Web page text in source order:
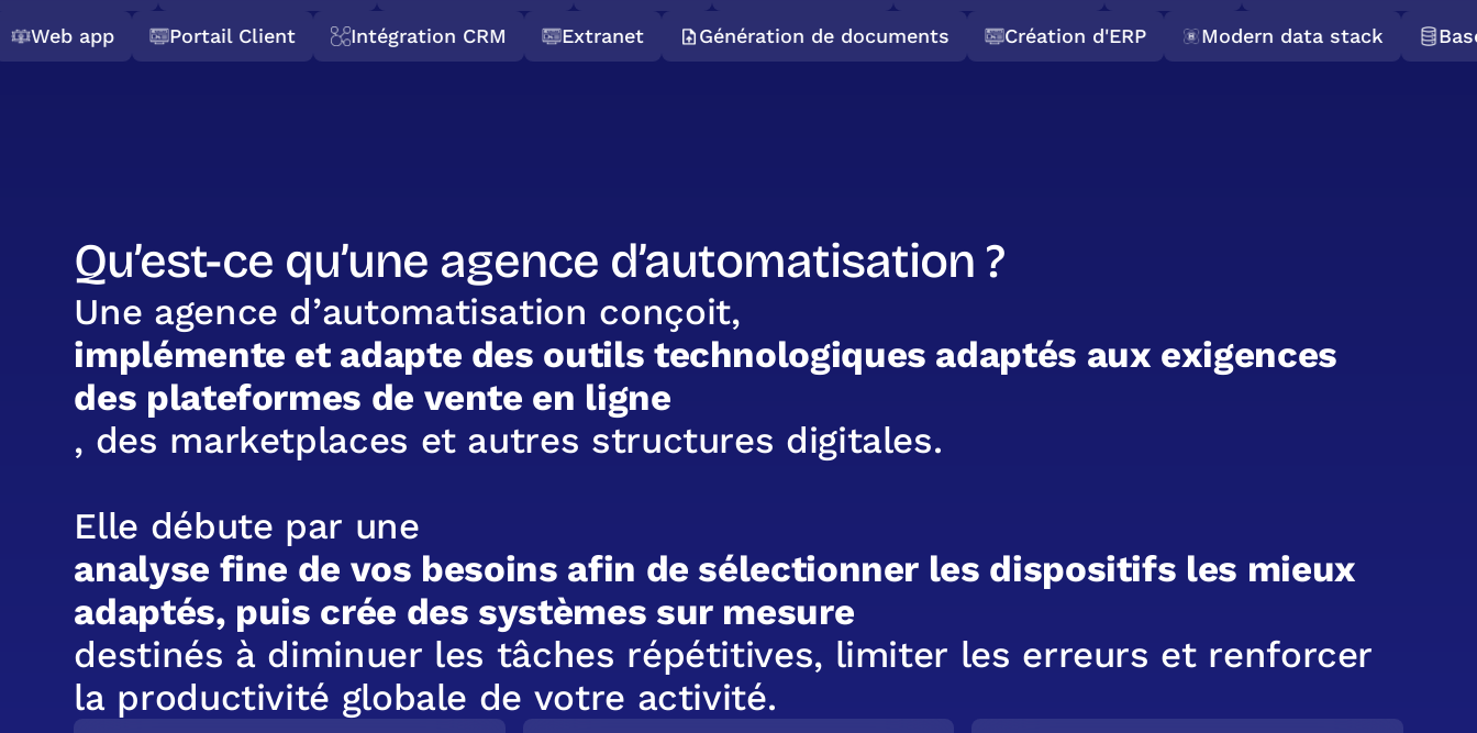
Web app Portail Client Intégration CRM Extranet Génération de documents Création d'ERP Modern data stack
Qu’est-ce qu’une agence d’automatisation ?
Une agence d’automatisation conçoit,
implémente et adapte des outils technologiques adaptés aux exigences
des plateformes de vente en ligne
, des marketplaces et autres structures digitales.
Elle débute par une
analyse fine de vos besoins afin de sélectionner les dispositifs les mieux
adaptés, puis crée des systèmes sur mesure
destinés à diminuer les tâches répétitives, limiter les erreurs et renforcer
la productivité globale de votre activité.